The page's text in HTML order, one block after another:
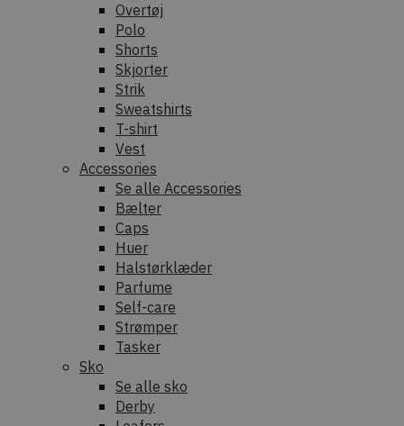
Overtøj
Polo
Shorts
Skjorter
Strik
Sweatshirts
T-shirt
Vest
Accessories
Se alle Accessories
Bælter
Caps
Huer
Halstørklæder
Parfume
Self-care
Strømper
Tasker
Sko
Se alle sko
Derby